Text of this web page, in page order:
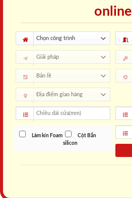
online
Làm kín Foam
Cột Bắn
silicon